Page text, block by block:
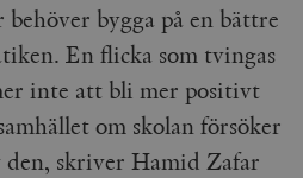
bygga på en bättre
En flicka som tvingas
inte att bli mer positivt
om skolan försöker
skriver Hamid Zafar